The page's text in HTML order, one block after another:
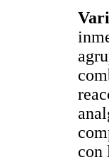
con